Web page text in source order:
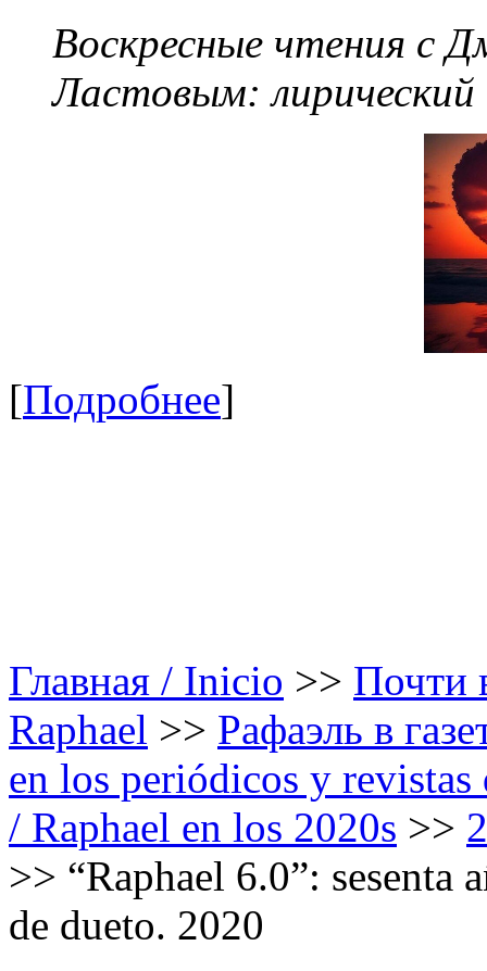
Воскресные чтения с
Ластовым:
[Подробнее]
Главная / Inicio >> Почти
Raphael >> Рафаэль в
en los periódicos y
/ Raphael en los 2020s >>
>> “Raphael 6.0”: sesenta
de dueto. 2020